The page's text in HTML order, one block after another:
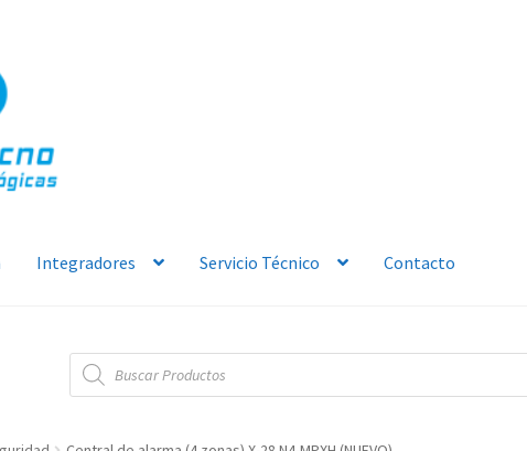
Integradores Servicio Técnico Contacto
Búsqueda
de
productos